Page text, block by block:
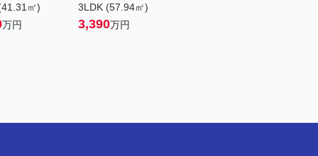
㎡)
万円
3LDK (57.94㎡)
3,390万円